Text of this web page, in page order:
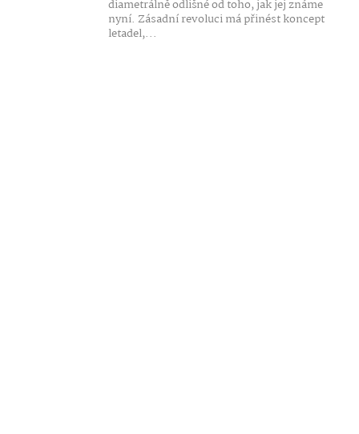
diametrálně odlišné od toho, jak jej známe
nyní. Zásadní revoluci má přinést koncept
letadel,...